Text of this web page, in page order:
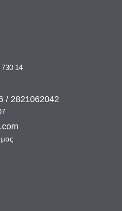
14
/ 2821062042
μας